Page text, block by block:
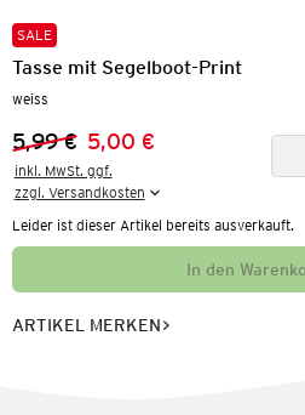
SALE
Tasse mit Segelboot-Print
weiss
Vorheriger Preis:
5,99 €
Neuer Preis:
5,00 €
inkl. MwSt. ggf.
zzgl. Versandkosten
Leider ist dieser Artikel bereits ausverkauft.
In den
ARTIKEL MERKEN